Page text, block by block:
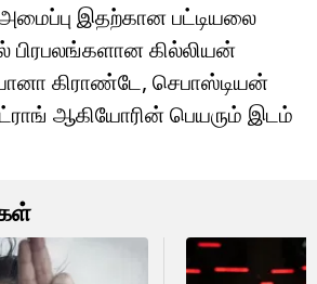
இதற்கான பட்டியலை
பிரபலங்களான கில்லியன்
கிராண்டே, செபாஸ்டியன்
ஆகியோரின் பெயரும் இடம்